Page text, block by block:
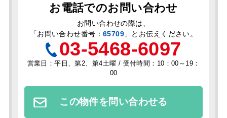
お電話でのお問い合わせ
お問い合わせの際は、
「お問い合わせ番号： 65709 」とお伝えください。
03-5468-6097
営業日：平日、第2、第4土曜 / 受付時間：10：00～19：
00
この物件を問い合わせる